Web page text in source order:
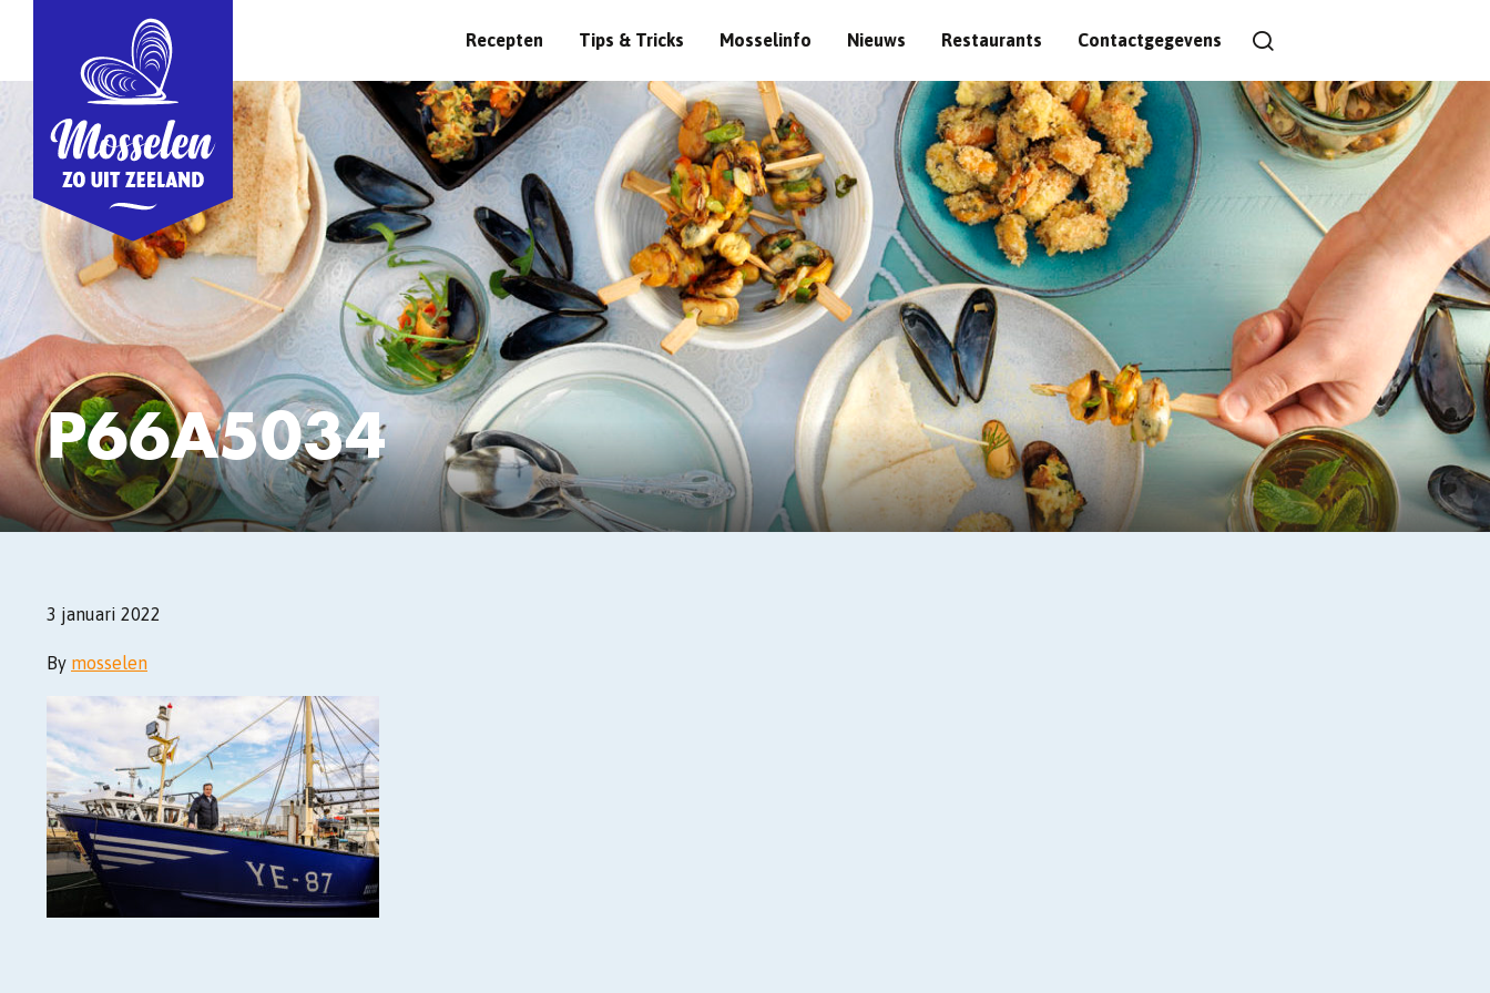
Recepten Tips & Tricks Mosselinfo Nieuws Restaurants Contactgegevens
P66A5034
3 januari 2022
By mosselen